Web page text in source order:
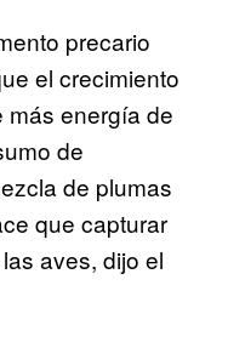
precario
el crecimiento
más energía de
de
de plumas
que capturar
aves, dijo el